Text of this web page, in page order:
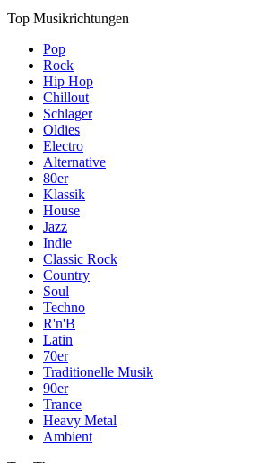
Top Musikrichtungen
Pop
Rock
Hip Hop
Chillout
Schlager
Oldies
Electro
Alternative
80er
Klassik
House
Jazz
Indie
Classic Rock
Country
Soul
Techno
R'n'B
Latin
70er
Traditionelle Musik
90er
Trance
Heavy Metal
Ambient